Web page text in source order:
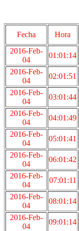
Fecha Hora
2016-Feb-
04
01:01:14
2016-Feb-
04
02:01:51
2016-Feb-
04
03:01:44
2016-Feb-
04
04:01:49
2016-Feb-
04
05:01:41
2016-Feb-
04
06:01:42
2016-Feb-
04
07:01:11
2016-Feb-
04
08:01:14
2016-Feb-
04
09:01:14